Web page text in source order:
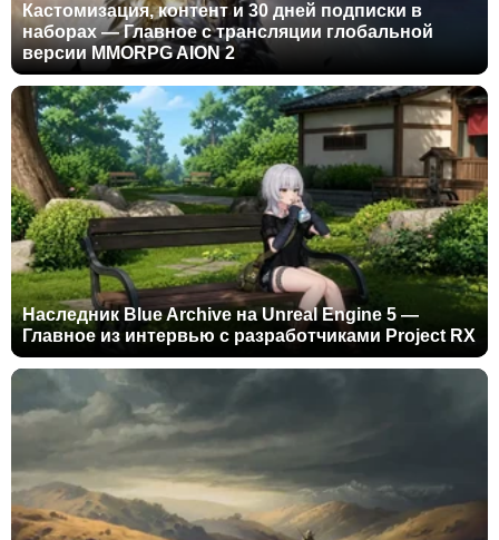
Кастомизация, контент и 30 дней подписки в
наборах — Главное с трансляции глобальной
версии MMORPG AION 2
Наследник Blue Archive на Unreal Engine 5 —
Главное из интервью с разработчиками Project RX